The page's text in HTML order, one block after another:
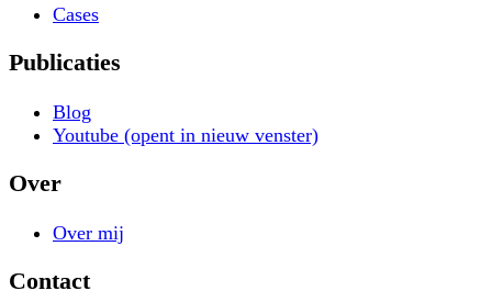
Cases
Publicaties
Blog
Youtube (opent in nieuw venster)
Over
Over mij
Contact